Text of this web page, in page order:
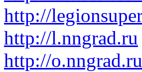
http://
http://l.nngrad.ru
http://o.nngrad.ru